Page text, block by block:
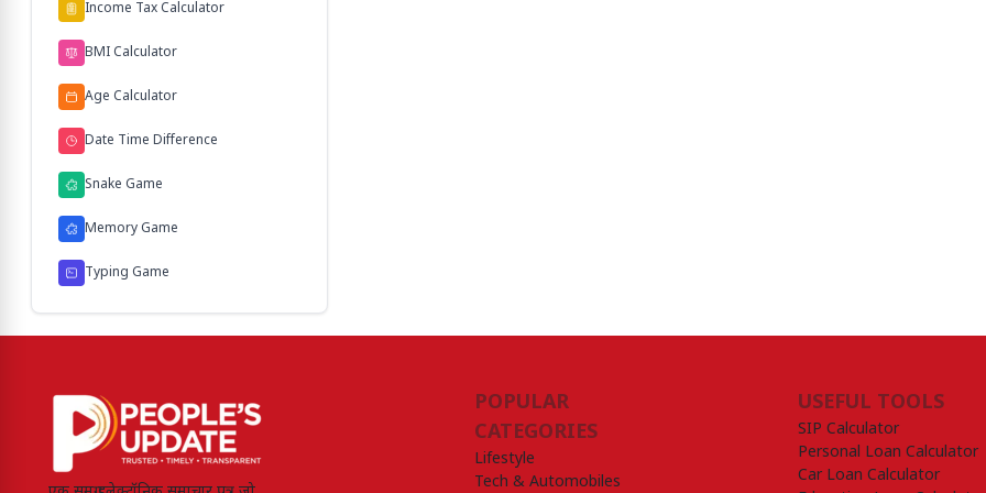
Income Tax Calculator
BMI Calculator
Age Calculator
Date Time Difference
Snake Game
Memory Game
Typing Game
POPULAR
CATEGORIES
Lifestyle
Tech & Automobiles
USEFUL TOOLS
SIP Calculator
Personal Loan Calculator
Car Loan Calculator